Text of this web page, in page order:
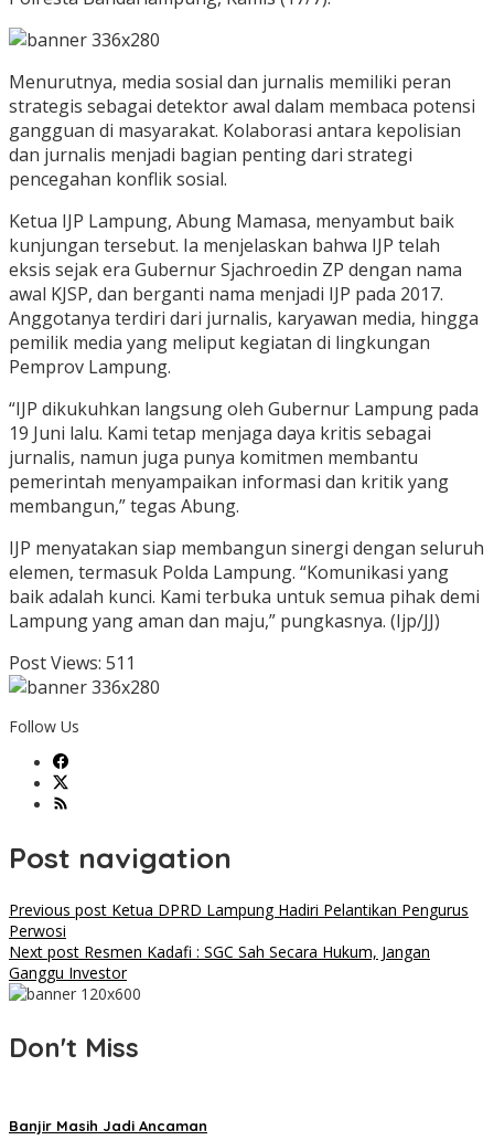
Menurutnya, media sosial dan jurnalis memiliki peran
strategis sebagai detektor awal dalam membaca potensi
gangguan di masyarakat. Kolaborasi antara kepolisian
dan jurnalis menjadi bagian penting dari strategi
pencegahan konflik sosial.
Ketua IJP Lampung, Abung Mamasa, menyambut baik
kunjungan tersebut. Ia menjelaskan bahwa IJP telah
eksis sejak era Gubernur Sjachroedin ZP dengan nama
awal KJSP, dan berganti nama menjadi IJP pada 2017.
Anggotanya terdiri dari jurnalis, karyawan media, hingga
pemilik media yang meliput kegiatan di lingkungan
Pemprov Lampung.
“IJP dikukuhkan langsung oleh Gubernur Lampung pada
19 Juni lalu. Kami tetap menjaga daya kritis sebagai
jurnalis, namun juga punya komitmen membantu
pemerintah menyampaikan informasi dan kritik yang
membangun,” tegas Abung.
IJP menyatakan siap membangun sinergi dengan seluruh
elemen, termasuk Polda Lampung. “Komunikasi yang
baik adalah kunci. Kami terbuka untuk semua pihak demi
Lampung yang aman dan maju,” pungkasnya. (Ijp/JJ)
Post Views: 511
Follow Us
Post navigation
Previous post Ketua DPRD Lampung Hadiri Pelantikan Pengurus
Perwosi
Next post Resmen Kadafi : SGC Sah Secara Hukum, Jangan
Ganggu Investor
Don't Miss
Banjir Masih Jadi Ancaman